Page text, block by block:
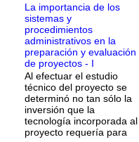
La importancia de los
sistemas y
procedimientos
administrativos en la
preparación y evaluación
de proyectos - I
Al efectuar el estudio
técnico del proyecto se
determinó no tan sólo la
inversión que la
tecnología incorporada al
proyecto requería para